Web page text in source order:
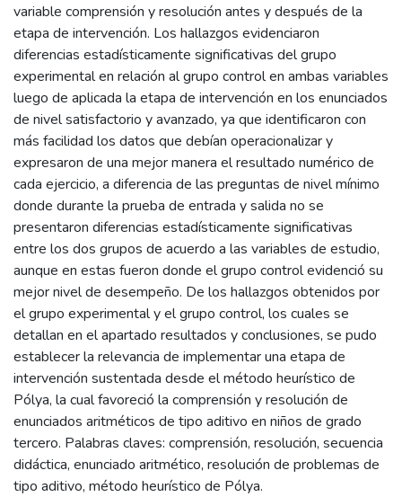
variable comprensión y resolución antes y después de la
etapa de intervención. Los hallazgos evidenciaron
diferencias estadísticamente significativas del grupo
experimental en relación al grupo control en ambas variables
luego de aplicada la etapa de intervención en los enunciados
de nivel satisfactorio y avanzado, ya que identificaron con
más facilidad los datos que debían operacionalizar y
expresaron de una mejor manera el resultado numérico de
cada ejercicio, a diferencia de las preguntas de nivel mínimo
donde durante la prueba de entrada y salida no se
presentaron diferencias estadísticamente significativas
entre los dos grupos de acuerdo a las variables de estudio,
aunque en estas fueron donde el grupo control evidenció su
mejor nivel de desempeño. De los hallazgos obtenidos por
el grupo experimental y el grupo control, los cuales se
detallan en el apartado resultados y conclusiones, se pudo
establecer la relevancia de implementar una etapa de
intervención sustentada desde el método heurístico de
Pólya, la cual favoreció la comprensión y resolución de
enunciados aritméticos de tipo aditivo en niños de grado
tercero. Palabras claves: comprensión, resolución, secuencia
didáctica, enunciado aritmético, resolución de problemas de
tipo aditivo, método heurístico de Pólya.